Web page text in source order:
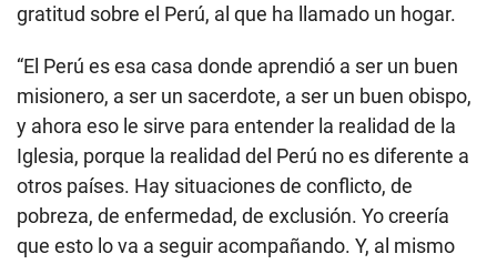
gratitud sobre el Perú, al que ha llamado un hogar.
“El Perú es esa casa donde aprendió a ser un buen
misionero, a ser un sacerdote, a ser un buen obispo,
y ahora eso le sirve para entender la realidad de la
Iglesia, porque la realidad del Perú no es diferente a
otros países. Hay situaciones de conflicto, de
pobreza, de enfermedad, de exclusión. Yo creería
que esto lo va a seguir acompañando. Y, al mismo